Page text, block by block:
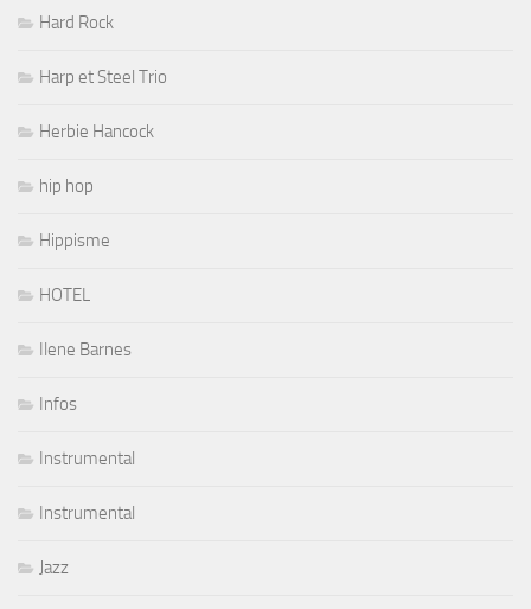
Hard Rock
Harp et Steel Trio
Herbie Hancock
hip hop
Hippisme
HOTEL
Ilene Barnes
Infos
Instrumental
Instrumental
Jazz